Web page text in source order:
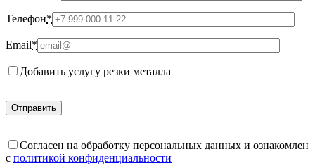
Телефон*
Email*
Добавить услугу резки металла
Cогласен на обработку персональных данных и ознакомлен
с политикой конфиденциальности